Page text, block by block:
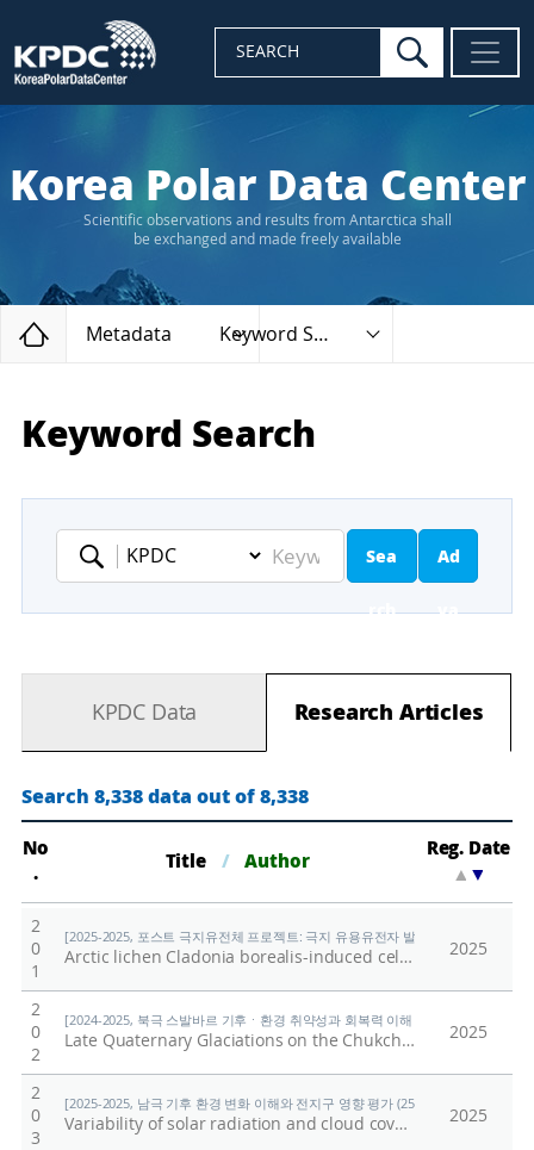
SEARCH search
Korea Polar Data Center
Scientific observations and results from Antarctica shall
be exchanged and made freely available
Home
Metadata Keyword Search
Keyword Search
Keyword
Sea
rch
Ad
va
ed
ar
ch
KPDC Data Research Articles
Search 8,338 data out of 8,338
No
.
Title / Author
Reg. Date
▲
2
0
1
[2025-2025, 포스트 극지유전체 프로젝트: 극지 유용유전자 발굴을 위한 기능유전
Arctic lichen Cladonia borealis-induced cell death is mediated by p53-independent activation of Caspase-9 and PARP-1 signaling in human colorectal cancer cell lines 2025
2
0
2
[2024-2025, 북극 스발바르 기후ㆍ환경 취약성과 회복력 이해 (24-25) / 남승일]
Late Quaternary Glaciations on the Chukchi Margin, Arctic Ocean: Insights From Echo Sounding and Sediment Records 2025
2
0
3
[2025-2025, 남극 기후 환경 변화 이해와 전지구 영향 평가 (25-25) / 정의석]
Variability of solar radiation and cloud cover in the Antarctic Peninsula region 2025